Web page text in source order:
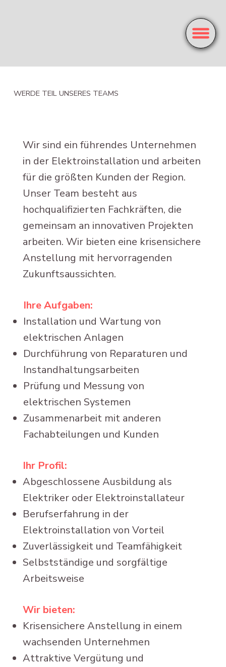
WERDE TEIL UNSERES TEAMS
Wir sind ein führendes Unternehmen
in der Elektroinstallation und arbeiten
für die größten Kunden der Region.
Unser Team besteht aus
hochqualifizierten Fachkräften, die
gemeinsam an innovativen Projekten
arbeiten. Wir bieten eine krisensichere
Anstellung mit hervorragenden
Zukunftsaussichten.
Ihre Aufgaben:
Installation und Wartung von
elektrischen Anlagen
Durchführung von Reparaturen und
Instandhaltungsarbeiten
Prüfung und Messung von
elektrischen Systemen
Zusammenarbeit mit anderen
Fachabteilungen und Kunden
Ihr Profil:
Abgeschlossene Ausbildung als
Elektriker oder Elektroinstallateur
Berufserfahrung in der
Elektroinstallation von Vorteil
Zuverlässigkeit und Teamfähigkeit
Selbstständige und sorgfältige
Arbeitsweise
Wir bieten:
Krisensichere Anstellung in einem
wachsenden Unternehmen
Attraktive Vergütung und